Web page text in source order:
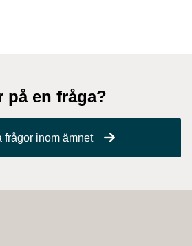
på en fråga?
frågor inom ämnet